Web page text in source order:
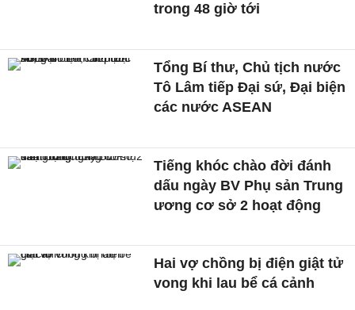
trong 48 giờ tới
Tổng Bí thư, Chủ tịch nước
Tô Lâm tiếp Đại sứ, Đại biện
các nước ASEAN
Tiếng khóc chào đời đánh
dấu ngày BV Phụ sản Trung
ương cơ sở 2 hoạt động
Hai vợ chồng bị điện giật tử
vong khi lau bể cá cảnh